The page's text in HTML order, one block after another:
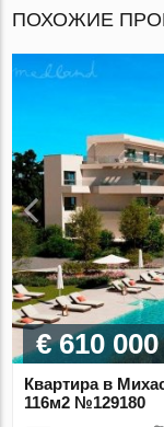
ПОХОЖИЕ
€ 610 000
Квартира в
116м2 №129180